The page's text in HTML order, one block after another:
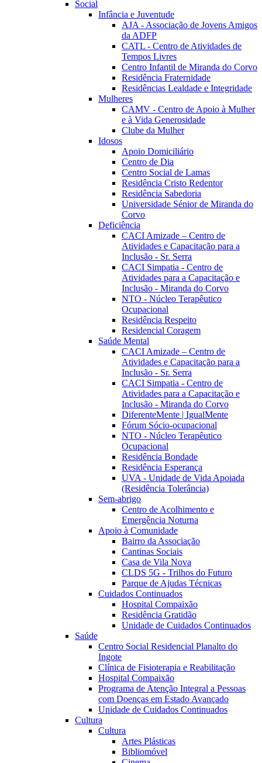
Social
Infância e Juventude
AJA - Associação de Jovens Amigos
da ADFP
CATL - Centro de Atividades de
Tempos Livres
Centro Infantil de Miranda do Corvo
Residência Fraternidade
Residências Lealdade e Integridade
Mulheres
CAMV - Centro de Apoio à Mulher
e à Vida Generosidade
Clube da Mulher
Idosos
Apoio Domiciliário
Centro de Dia
Centro Social de Lamas
Residência Cristo Redentor
Residência Sabedoria
Universidade Sénior de Miranda do
Corvo
Deficiência
CACI Amizade – Centro de
Atividades e Capacitação para a
Inclusão - Sr. Serra
CACI Simpatia - Centro de
Atividades para a Capacitação e
Inclusão - Miranda do Corvo
NTO - Núcleo Terapêutico
Ocupacional
Residência Respeito
Residencial Coragem
Saúde Mental
CACI Amizade – Centro de
Atividades e Capacitação para a
Inclusão - Sr. Serra
CACI Simpatia - Centro de
Atividades para a Capacitação e
Inclusão - Miranda do Corvo
DiferenteMente | IgualMente
Fórum Sócio-ocupacional
NTO - Núcleo Terapêutico
Ocupacional
Residência Bondade
Residência Esperança
UVA - Unidade de Vida Apoiada
(Residência Tolerância)
Sem-abrigo
Centro de Acolhimento e
Emergência Noturna
Apoio à Comunidade
Bairro da Associação
Cantinas Sociais
Casa de Vila Nova
CLDS 5G - Trilhos do Futuro
Parque de Ajudas Técnicas
Cuidados Continuados
Hospital Compaixão
Residência Gratidão
Unidade de Cuidados Continuados
Saúde
Centro Social Residencial Planalto do
Ingote
Clínica de Fisioterapia e Reabilitação
Hospital Compaixão
Programa de Atenção Integral a Pessoas
com Doenças em Estado Avançado
Unidade de Cuidados Continuados
Cultura
Cultura
Artes Plásticas
Bibliomóvel